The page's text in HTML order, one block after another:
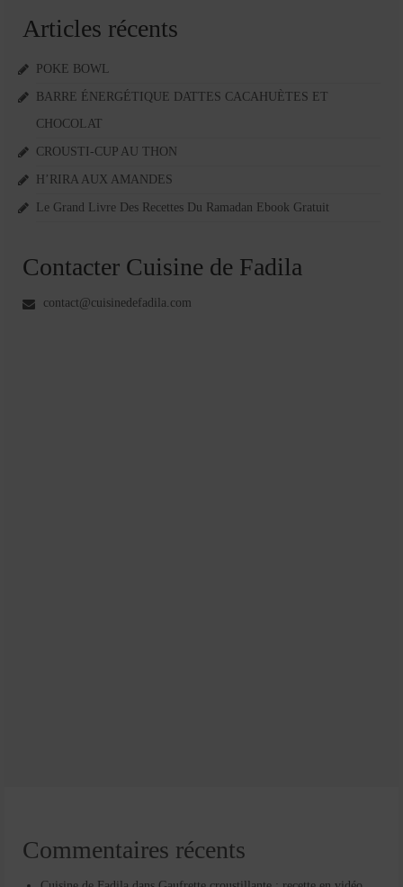
Articles récents
POKE BOWL
BARRE ÉNERGÉTIQUE DATTES CACAHUÈTES ET
CHOCOLAT
CROUSTI-CUP AU THON
H’RIRA AUX AMANDES
Le Grand Livre Des Recettes Du Ramadan Ebook Gratuit
Contacter Cuisine de Fadila
contact@cuisinedefadila.com
Commentaires récents